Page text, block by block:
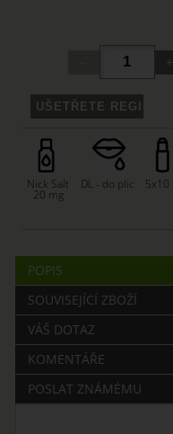
Nick Salt
20 mg
DL - do plic 5x10
POPIS
SOUVISEJÍCÍ ZBOŽÍ
VÁŠ DOTAZ
KOMENTÁŘE
POSLAT ZNÁMÉMU